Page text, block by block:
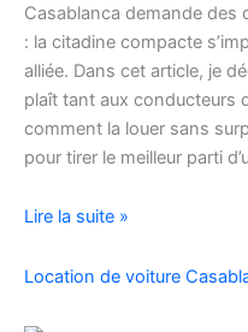
Casablanca demande des
: la citadine compacte
alliée. Dans cet article, je
plaît tant aux conducteurs
comment la louer sans
pour tirer le meilleur parti
louez
:
Lire la suite »
Location de voiture